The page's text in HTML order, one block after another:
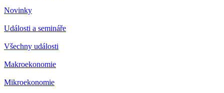
Novinky
Události a semináře
Všechny události
Makroekonomie
Mikroekonomie